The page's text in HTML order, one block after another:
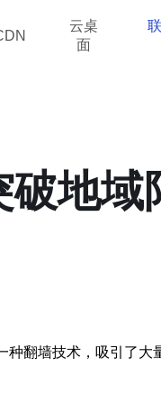
云桌
面
地域
翻墙技术，吸引了大